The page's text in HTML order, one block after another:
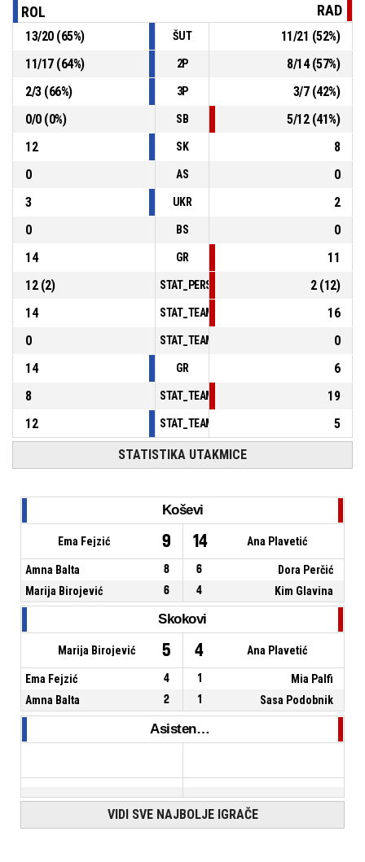
P4 01:55 , slobodno bacanje 1 od 2 promašaj
P4 01:55 12, Dora Perčić , Pretrpljeni prekršaj
9, Ema Fejzić , osobna pogreška 01:55
ROL RAD
13/20(65%) ŠUT 11/21 (52%)
11/17(64%) 2P 8/14(57%)
2/3(66%) 3P 3/7(42%)
0/0(0%) SB 5/12(41%)
12
SK
8
0
AS
0
3
UKR
2
0
BS
0
14
GR
11
12(2) 2(12)
14
16
0
0
14
GR
6
8
19
12
5
STATISTIKA UTAKMICE
Koševi
Ema Fejzić 9 14 Ana Plavetić
Amna Balta 8 6
Dora Perčić
Marija Birojević
6 4 Kim Glavina
Skokovi
Marija Birojević 5 4 Ana Plavetić
Ema Fejzić 4 1
Mia Palfi
Amna Balta
2 1 Sasa Podobnik
Asistencije
VIDI SVE NAJBOLJE IGRAČE